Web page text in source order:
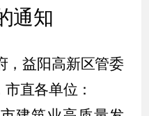
通知
，益阳高新区管委
直各单位：